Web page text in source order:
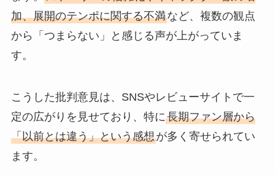
加、展開のテンポに関する不満など、複数の観点
から「つまらない」と感じる声が上がっていま
す。
こうした批判意見は、SNSやレビューサイトで一
定の広がりを見せており、特に長期ファン層から
「以前とは違う」という感想が多く寄せられてい
ます。